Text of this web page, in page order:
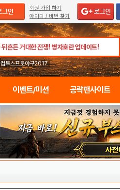
회원 가입 하기
아이디 / 비번 찾기
컴투스프로야구2017
이벤트/미션 공략팬사이트